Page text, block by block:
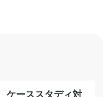
ーススタディ対